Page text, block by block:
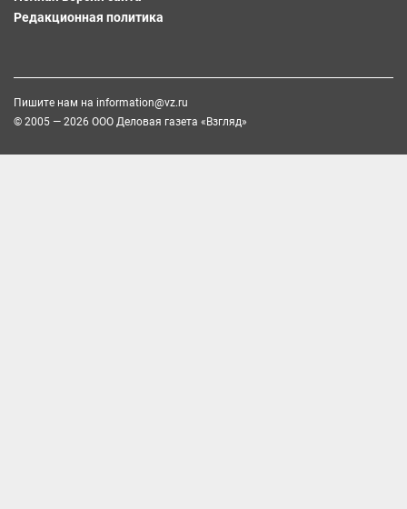
Редакционная политика
Пишите нам на information@vz.ru
© 2005 — 2026 ООО Деловая газета «Взгляд»